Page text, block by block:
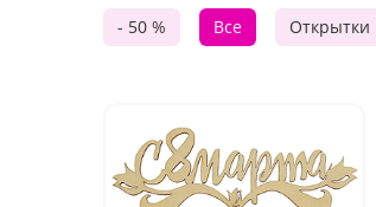
- 50 % Все Открытки